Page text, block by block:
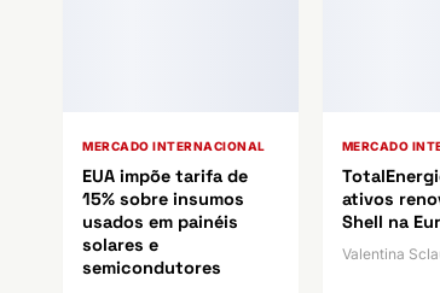
MERCADO INTERNACIONAL
EUA impõe tarifa de
15% sobre insumos
usados em painéis
solares e
semicondutores
MERCADO
ativos
Shell na
Valentina